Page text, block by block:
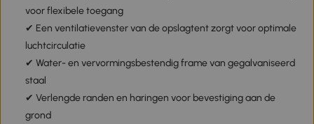
voor flexibele toegang
✔ Een ventilatievenster van de opslagtent zorgt voor optimale
luchtcirculatie
✔ Water- en vervormingsbestendig frame van gegalvaniseerd
staal
✔ Verlengde randen en haringen voor bevestiging aan de
grond